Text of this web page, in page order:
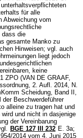
für alle
Abweichung vom
dass die
gesamte Manko zu
Hinweisen; vgl. auch
liegt jedoch
keine
ZPO (VAN DE GRAAF,
2. Aufl. 2014, N.
Scheidung, Band II,
der Beschwerdeführer
alleine zu tragen hat und
und nicht in dasjenige
der Vereinbarung
BGE 127 III 232 E. 3a;
2014 vom 4. Juni 2015